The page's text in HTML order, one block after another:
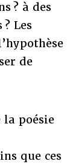
? à des
Les
de
la poésie
que ces